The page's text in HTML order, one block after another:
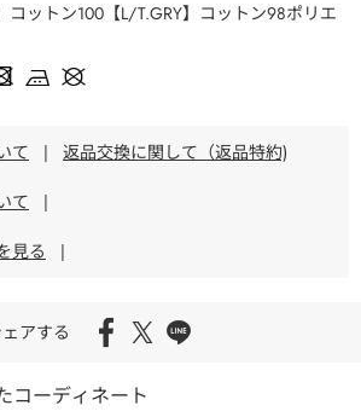
】コットン100【L/T.GRY】コットン98ポリエ
て | 返品交換に関して（返品特約)
て |
見る |
アする
コーディネート